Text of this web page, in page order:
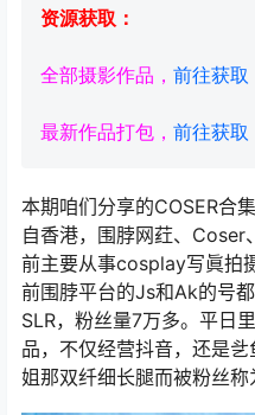
资源获取：
全部摄影作品， 前往获取
最新作品打包， 前往获取
本期咱们分享的COSER
自香港，围脖网荭、Coser
前主要从事cosplay写眞拍
前围脖平台的Js和Ak的号
SLR，粉丝量7万多。平日
品，不仅经营抖音，还是
姐那双纤细长腿而被粉丝称